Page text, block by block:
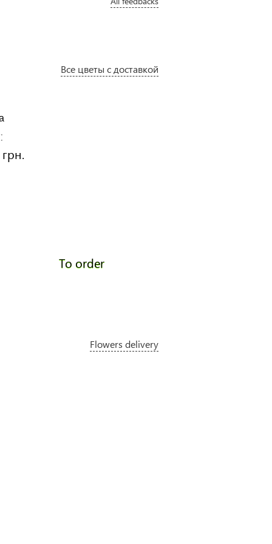
Все цветы с доставкой
To order
Flowers delivery